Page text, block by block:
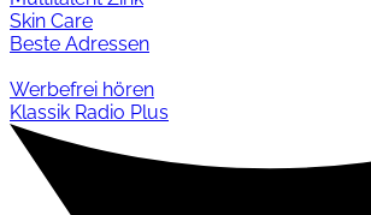
Skin Care
Beste Adressen
Werbefrei hören
Klassik Radio Plus